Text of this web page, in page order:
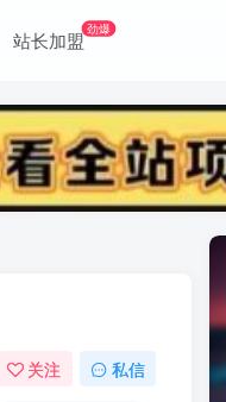
站长加盟劲爆
关注 私信